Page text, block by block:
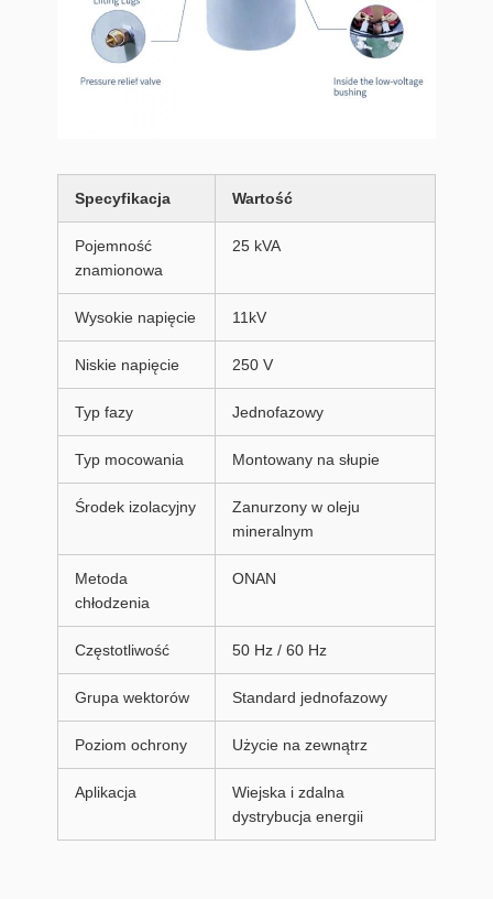
Specyfikacja Wartość
Pojemność
znamionowa
25 kVA
Wysokie napięcie 11kV
Niskie napięcie 250 V
Typ fazy Jednofazowy
Typ mocowania Montowany na słupie
Środek izolacyjny
Zanurzony w oleju
mineralnym
Metoda
chłodzenia
ONAN
Częstotliwość 50 Hz / 60 Hz
Grupa wektorów Standard jednofazowy
Poziom ochrony Użycie na zewnątrz
Aplikacja
Wiejska i zdalna
dystrybucja energii